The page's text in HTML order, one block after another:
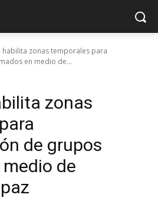
habilita zonas temporales para
en medio de...
zonas
de grupos
de